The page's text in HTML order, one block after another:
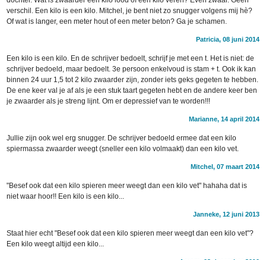
verschil. Een kilo is een kilo. Mitchel, je bent niet zo snugger volgens mij hè?
Of wat is langer, een meter hout of een meter beton? Ga je schamen.
Patricia, 08 juni 2014
Een kilo is een kilo. En de schrijver bedoelt, schrijf je met een t. Het is niet: de
schrijver bedoeld, maar bedoelt. 3e persoon enkelvoud is stam + t. Ook ik kan
binnen 24 uur 1,5 tot 2 kilo zwaarder zijn, zonder iets geks gegeten te hebben.
De ene keer val je af als je een stuk taart gegeten hebt en de andere keer ben
je zwaarder als je streng lijnt. Om er depressief van te worden!!!
Marianne, 14 april 2014
Jullie zijn ook wel erg snugger. De schrijver bedoeld ermee dat een kilo
spiermassa zwaarder weegt (sneller een kilo volmaakt) dan een kilo vet.
Mitchel, 07 maart 2014
"Besef ook dat een kilo spieren meer weegt dan een kilo vet" hahaha dat is
niet waar hoor!! Een kilo is een kilo...
Janneke, 12 juni 2013
Staat hier echt "Besef ook dat een kilo spieren meer weegt dan een kilo vet"?
Een kilo weegt altijd een kilo...